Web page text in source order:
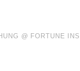
貿易及消費表現
歲女子損失近6900萬
蔡德粦接任
跌勢
@ FORTUNE